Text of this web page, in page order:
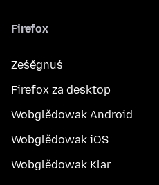
Firefox
Ześěgnuś
Firefox za desktop
Wobglědowak Android
Wobglědowak iOS
Wobglědowak Klar